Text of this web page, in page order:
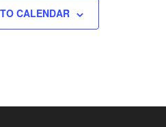
CALENDAR